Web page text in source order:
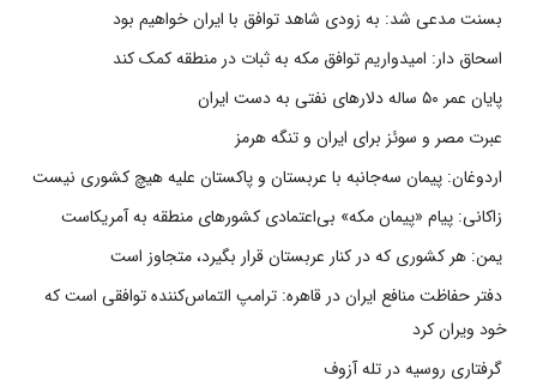
بسنت مدعی شد: به زودی شاهد توافق با ایران خواهیم بود
اسحاق دار: امیدواریم توافق مکه به ثبات در منطقه کمک کند
پایان عمر ۵۰ ساله دلارهای نفتی به دست ایران
عبرت مصر و سوئز برای ایران و تنگه هرمز
اردوغان: پیمان سه‌جانبه با عربستان و پاکستان علیه هیچ کشوری نیست
زاکانی: پیام «پیمان مکه» بی‌اعتمادی کشورهای منطقه به آمریکاست
یمن: هر کشوری که در کنار عربستان قرار بگیرد، متجاوز است
دفتر حفاظت منافع ایران در قاهره: ترامپ التماس‌کننده توافقی است که
خود ویران کرد
گرفتاری روسیه در تله آزوف